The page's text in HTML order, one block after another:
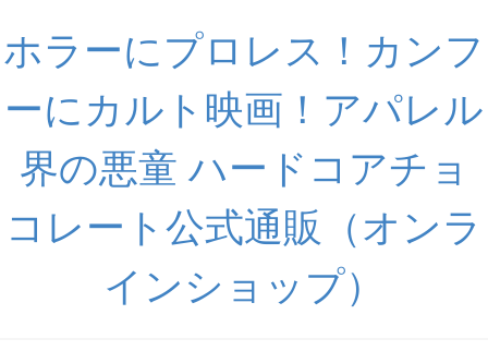
ホラーにプロレス！カンフ
ーにカルト映画！アパレル
界の悪童 ハードコアチョ
コレート公式通販（オンラ
インショップ）